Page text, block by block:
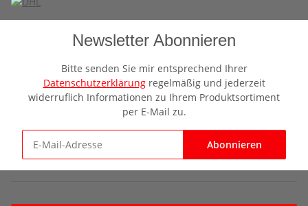
Newsletter Abonnieren
Bitte senden Sie mir entsprechend Ihrer
Datenschutzerklärungregelmäßig und jederzeit
widerruflich Informationen zu Ihrem Produktsortiment
per E-Mail zu.
Abonnieren